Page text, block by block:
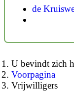
de
U bevindt zich
Voorpagina
Vrijwilligers